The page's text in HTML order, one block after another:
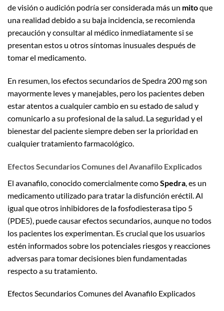
de visión o audición podría ser considerada más un mitoque
una realidad debido a su baja incidencia, se recomienda
precaución y consultar al médico inmediatamente si se
presentan estos u otros síntomas inusuales después de
tomar el medicamento.
En resumen, los efectos secundarios de Spedra 200 mg son
mayormente leves y manejables, pero los pacientes deben
estar atentos a cualquier cambio en su estado de salud y
comunicarlo a su profesional de la salud. La seguridad y el
bienestar del paciente siempre deben ser la prioridad en
cualquier tratamiento farmacológico.
Efectos Secundarios Comunes del Avanafilo Explicados
El avanafilo, conocido comercialmente comoSpedra , es un
medicamento utilizado para tratar la disfunción eréctil. Al
igual que otros inhibidores de la fosfodiesterasa tipo 5
(PDE5), puede causar efectos secundarios, aunque no todos
los pacientes los experimentan. Es crucial que los usuarios
estén informados sobre los potenciales riesgos y reacciones
adversas para tomar decisiones bien fundamentadas
respecto a su tratamiento.
Efectos Secundarios Comunes del Avanafilo Explicados